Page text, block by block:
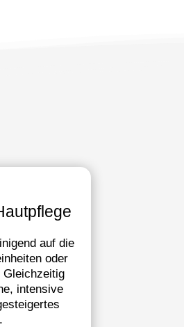
auf die
oder
Gleichzeitig
intensive